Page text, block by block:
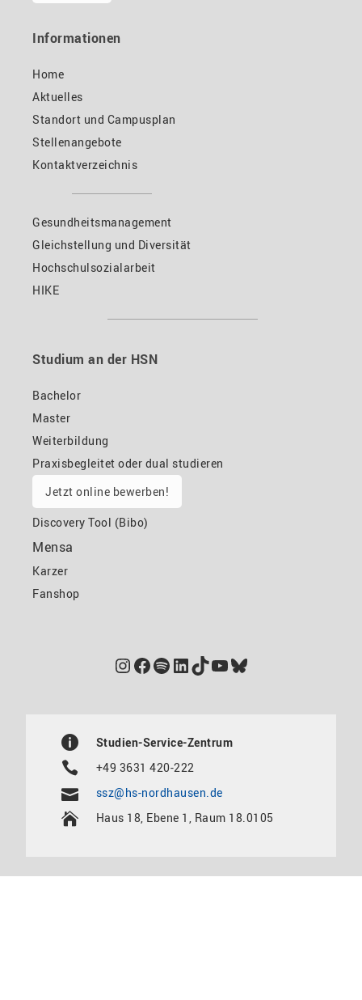
Informationen
Home
Aktuelles
Standort und Campusplan
Stellenangebote
Kontaktverzeichnis
Gesundheitsmanagement
Gleichstellung und Diversität
Hochschulsozialarbeit
HIKE
Studium an der HSN
Bachelor
Master
Weiterbildung
Praxisbegleitet oder dual studieren
Jetzt online bewerben!
Discovery Tool (Bibo)
Mensa
Karzer
Fanshop
Instagram
Facebook
Spotify
LinkedIn
TikTok
YouTube
Bluesky
Studien-Service-Zentrum
+49 3631 420-222
ssz@hs-nordhausen.de
Haus 18, Ebene 1, Raum 18.0105